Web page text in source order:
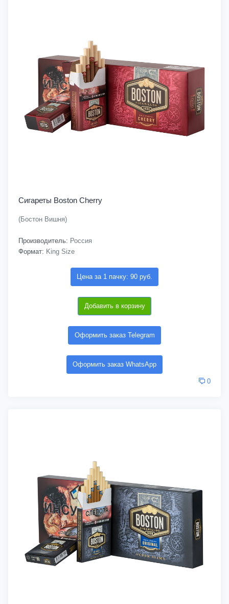
Сигареты Boston Cherry
(Бостон Вишня)
Производитель: Россия
Формат: King Size
Цена за 1 пачку: 90 руб.
Добавить в корзину
Оформить заказ Telegram
Оформить заказ WhatsApp
0